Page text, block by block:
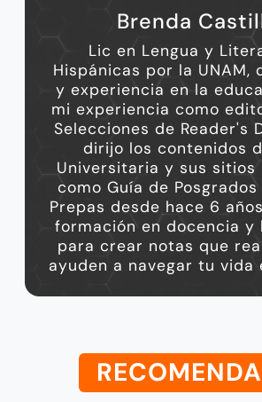
Brenda
Lic en Lengua y
Hispánicas por la UNAM,
y experiencia en la
mi experiencia como
Selecciones de Reader's
dirijo los contenidos
Universitaria y sus sitios
como Guía de
Prepas desde hace 6
formación en docencia y
para crear notas que
ayuden a navegar tu vida